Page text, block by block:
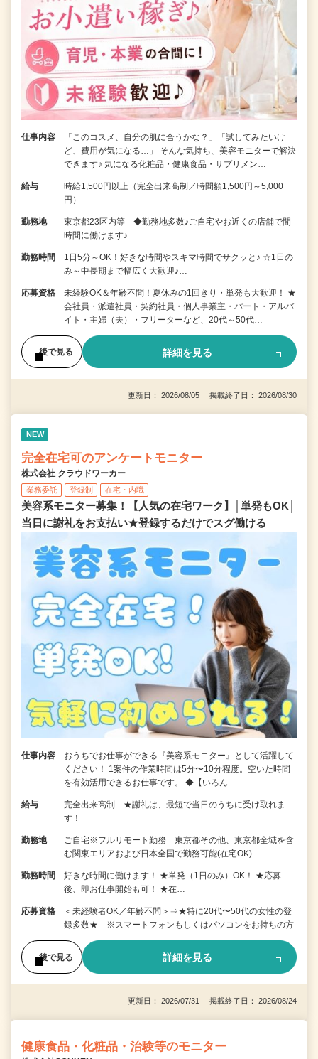
仕事内容
「このコスメ、自分の肌に合うかな？」「試してみたいけ
ど、費用が気になる…」 そんな気持ち、美容モニターで解決
できます♪ 気になる化粧品・健康食品・サプリメン…
給与
時給1,500円以上（完全出来高制／時間額1,500円～5,000
円）
勤務地
東京都23区内等 ◆勤務地多数♪ご自宅やお近くの店舗で間
時間に働けます♪
勤務時間
1日5分～OK！好きな時間やスキマ時間でサクッと♪ ☆1日の
み～中長期まで幅広く大歓迎♪…
応募資格
未経験OK＆年齢不問！夏休みの1回きり・単発も大歓迎！ ★
会社員・派遣社員・契約社員・個人事業主・パート・アルバ
イト・主婦（夫）・フリーターなど、20代～50代…
後で見る 詳細を見る
更新日： 2026/08/05 掲載終了日： 2026/08/30
NEW
完全在宅可のアンケートモニター
株式会社 クラウドワーカー
業務委託 登録制 在宅・内職
美容系モニター募集！【人気の在宅ワーク】│単発もOK│
当日に謝礼をお支払い★登録するだけでスグ働ける
仕事内容
おうちでお仕事ができる『美容系モニター』として活躍して
ください！ 1案件の作業時間は5分〜10分程度。空いた時間
を有効活用できるお仕事です。 ◆【いろん…
給与
完全出来高制 ★謝礼は、最短で当日のうちに受け取れま
す！
勤務地
ご自宅※フルリモート勤務 東京都その他、東京都全域を含
む関東エリアおよび日本全国で勤務可能(在宅OK)
勤務時間
好きな時間に働けます！ ★単発（1日のみ）OK！ ★応募
後、即お仕事開始も可！ ★在…
応募資格
＜未経験者OK／年齢不問＞⇒★特に20代〜50代の女性の登
録多数★ ※スマートフォンもしくはパソコンをお持ちの方
後で見る 詳細を見る
更新日： 2026/07/31 掲載終了日： 2026/08/24
健康食品・化粧品・治験等のモニター